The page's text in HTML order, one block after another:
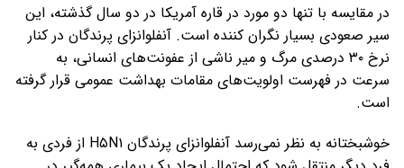
در مقایسه با تنها دو مورد در قاره آمریکا در دو سال گذشته، این
سیر صعودی بسیار نگران کننده است. آنفلوانزای پرندگان در کنار
نرخ ۳۰ درصدی مرگ و میر ناشی از عفونت‌های انسانی، به
سرعت در فهرست اولویت‌های مقامات بهداشت عمومی قرار گرفته
است.
خوشبختانه به نظر نمی‌رسد آنفلوانزای پرندگان H۵N۱ از فردی به